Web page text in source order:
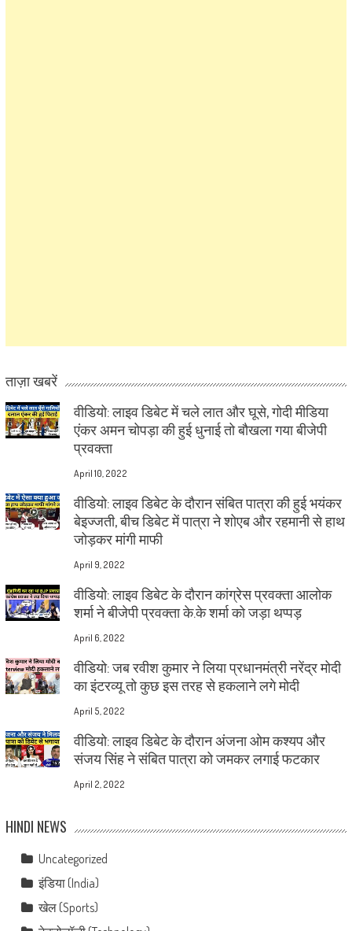
ताज़ा खबरें
वीडियो: लाइव डिबेट में चले लात और घूसे, गोदी मीडिया
एंकर अमन चोपड़ा की हुई धुनाई तो बौखला गया बीजेपी
प्रवक्ता
April 10, 2022
वीडियो: लाइव डिबेट के दौरान संबित पात्रा की हुई भयंकर
बेइज्जती, बीच डिबेट में पात्रा ने शोएब और रहमानी से हाथ
जोड़कर मांगी माफी
April 9, 2022
वीडियो: लाइव डिबेट के दौरान कांग्रेस प्रवक्ता आलोक
शर्मा ने बीजेपी प्रवक्ता के.के शर्मा को जड़ा थप्पड़
April 6, 2022
वीडियो: जब रवीश कुमार ने लिया प्रधानमंत्री नरेंद्र मोदी
का इंटरव्यू तो कुछ इस तरह से हकलाने लगे मोदी
April 5, 2022
वीडियो: लाइव डिबेट के दौरान अंजना ओम कश्यप और
संजय सिंह ने संबित पात्रा को जमकर लगाई फटकार
April 2, 2022
HINDI NEWS
Uncategorized
इंडिया (India)
खेल (Sports)